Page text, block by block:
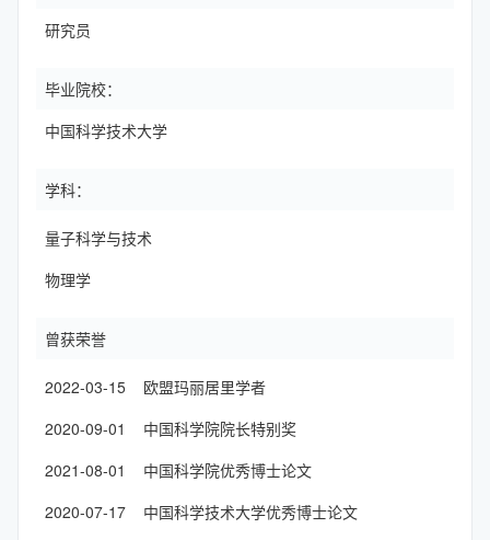
研究员
毕业院校：
中国科学技术大学
学科：
量子科学与技术
物理学
曾获荣誉
2022-03-15 欧盟玛丽居里学者
2020-09-01 中国科学院院长特别奖
2021-08-01 中国科学院优秀博士论文
2020-07-17 中国科学技术大学优秀博士论文